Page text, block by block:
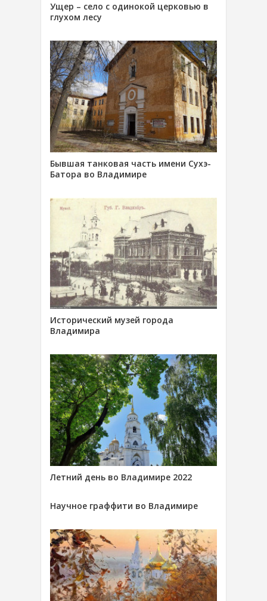
Ущер – село с одинокой церковью в
глухом лесу
Бывшая танковая часть имени Сухэ-
Батора во Владимире
Исторический музей города
Владимира
Летний день во Владимире 2022
Научное граффити во Владимире